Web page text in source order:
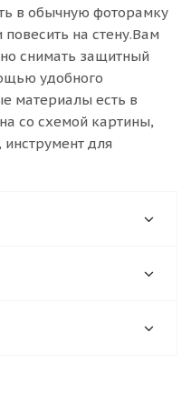
в обычную фоторамку
на стену.Вам
снимать защитный
удобного
материалы есть в
со схемой картины,
для